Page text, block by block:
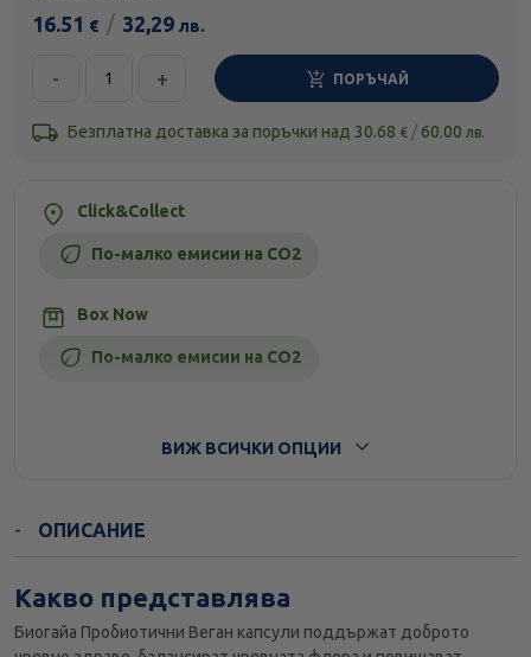
16.51 € / 32,29 лв.
- + ПОРЪЧАЙ
Безплатна доставка за поръчки над 30.68 € / 60.00 лв.
Click&Collect
По-малко емисии на CO2
Box Now
По-малко емисии на CO2
ВИЖ ВСИЧКИ ОПЦИИ
ОПИСАНИЕ
Какво представлява
Биогайа Пробиотични Веган капсули поддържат доброто